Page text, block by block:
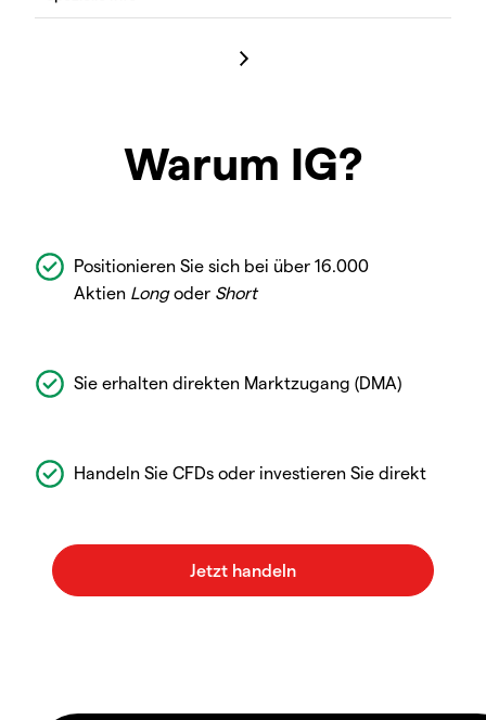
Warum IG?
Positionieren Sie sich bei über 16.000
Aktien Longoder Short
Sie erhalten direkten Marktzugang (DMA)
Handeln Sie CFDs oder investieren Sie direkt